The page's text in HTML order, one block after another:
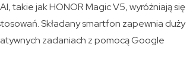
takie jak HONOR Magic V5, wyróżniają się
Składany smartfon zapewnia duży
zadaniach z pomocą Google